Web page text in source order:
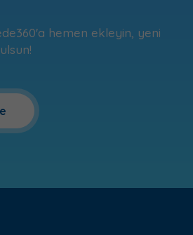
hemen ekleyin, yeni